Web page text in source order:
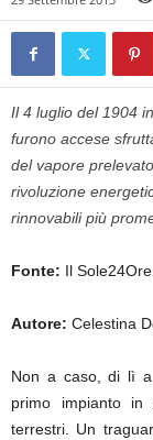
Il 4 luglio del 1904
furono accese
del vapore
rivoluzione
rinnovabili più
Fonte: Il
Autore: Celestina
Non a caso, di lì a
primo impianto
terrestri. Un